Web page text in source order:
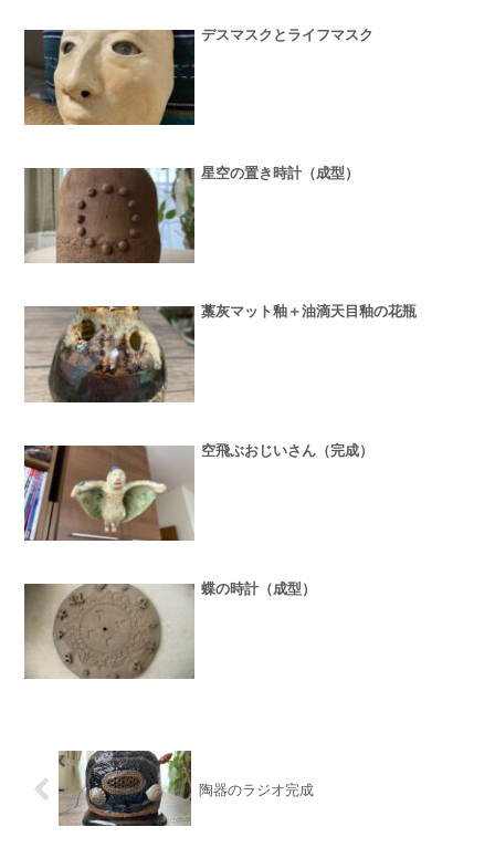
デスマスクとライフマスク
星空の置き時計（成型）
藁灰マット釉＋油滴天目釉の花瓶
空飛ぶおじいさん（完成）
蝶の時計（成型）
陶器のラジオ完成